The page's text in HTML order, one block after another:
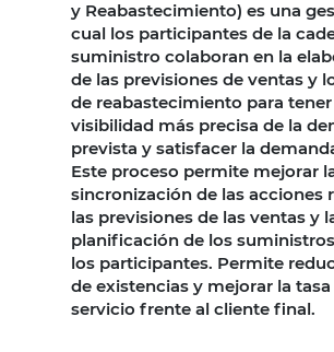
y Reabastecimiento) es una
cual los participantes de la
suministro colaboran en la
de las previsiones de ventas y
de reabastecimiento para
visibilidad más precisa de la
prevista y satisfacer la
Este proceso permite mejorar
sincronización de las acciones
las previsiones de las ventas y
planificación de los
los participantes. Permite
de existencias y mejorar la tasa
servicio frente al cliente final.